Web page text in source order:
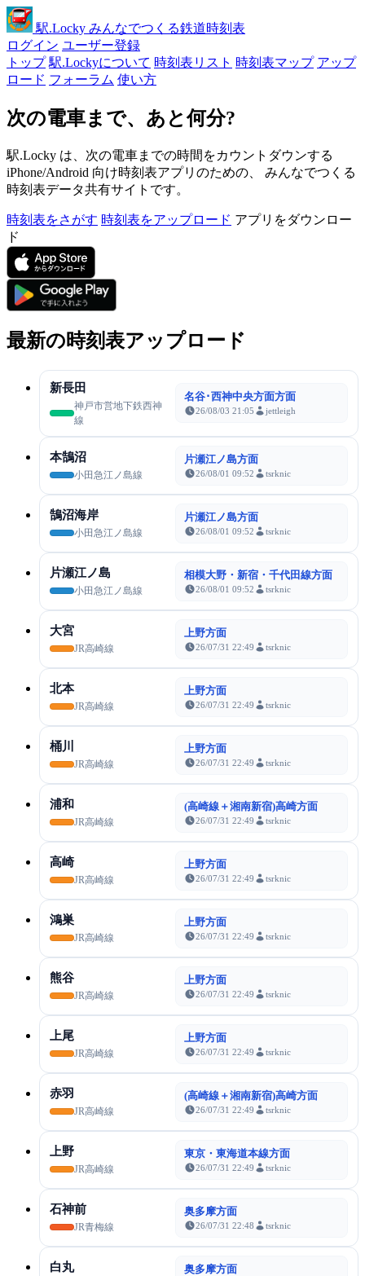
駅.Locky みんなでつくる鉄道時刻表
ログイン ユーザー登録
トップ 駅.Lockyについて 時刻表リスト 時刻表マップ アップ
ロード フォーラム 使い方
次の電車まで、あと何分?
駅.Locky は、次の電車までの時間をカウントダウンする
iPhone/Android 向け時刻表アプリのための、 みんなでつくる
時刻表データ共有サイトです。
時刻表をさがす 時刻表をアップロード アプリをダウンロー
ド
最新の時刻表アップロード
新長田
神戸市営地下鉄西神
線
名谷･西神中央方面方面
26/08/03 21:05 jettleigh
本鵠沼
小田急江ノ島線
片瀬江ノ島方面
26/08/01 09:52 tsrknic
鵠沼海岸
小田急江ノ島線
片瀬江ノ島方面
26/08/01 09:52 tsrknic
片瀬江ノ島
小田急江ノ島線
相模大野・新宿・千代田線方面
26/08/01 09:52 tsrknic
大宮
JR高崎線
上野方面
26/07/31 22:49 tsrknic
北本
JR高崎線
上野方面
26/07/31 22:49 tsrknic
桶川
JR高崎線
上野方面
26/07/31 22:49 tsrknic
浦和
JR高崎線
(高崎線＋湘南新宿)高崎方面
26/07/31 22:49 tsrknic
高崎
JR高崎線
上野方面
26/07/31 22:49 tsrknic
鴻巣
JR高崎線
上野方面
26/07/31 22:49 tsrknic
熊谷
JR高崎線
上野方面
26/07/31 22:49 tsrknic
上尾
JR高崎線
上野方面
26/07/31 22:49 tsrknic
赤羽
JR高崎線
(高崎線＋湘南新宿)高崎方面
26/07/31 22:49 tsrknic
上野
JR高崎線
東京・東海道本線方面
26/07/31 22:49 tsrknic
石神前
JR青梅線
奥多摩方面
26/07/31 22:48 tsrknic
白丸 奥多摩方面